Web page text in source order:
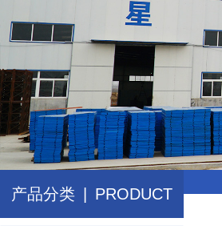
产品分类 PRODUCT